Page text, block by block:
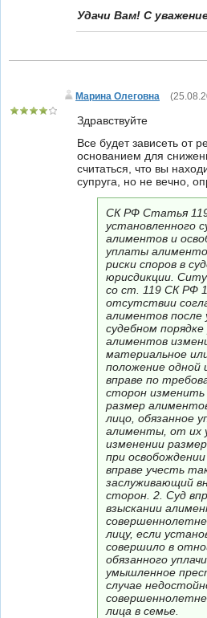
Удачи Вам! С
Марина Олеговна (
Здравствуйте
Все будет зависеть от
основанием для
считаться, что вы
супруга, но не вечно,
СК РФ Статья
установленного
алиментов и
уплаты
риски споров в
юрисдикции.
со ст. 119 СК РФ
отсутствии
алиментов после
судебном
алиментов
материальное
положение одной
вправе по
сторон
размер
лицо, обязанное
алименты, от их
изменении
при
вправе учесть
заслуживающий
сторон. 2. Суд
взыскании
лицу, если
совершило в
обязанного
умышленное
случае
лица в семье.